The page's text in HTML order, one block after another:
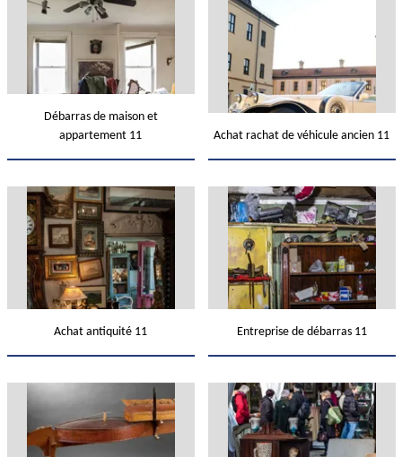
Débarras de maison et
appartement 11
Achat rachat de véhicule ancien 11
Achat antiquité 11 Entreprise de débarras 11